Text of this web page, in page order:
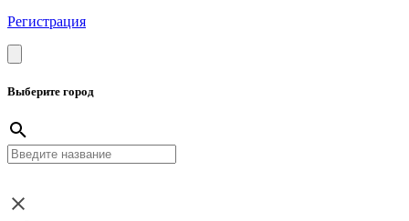
Регистрация
Выберите город